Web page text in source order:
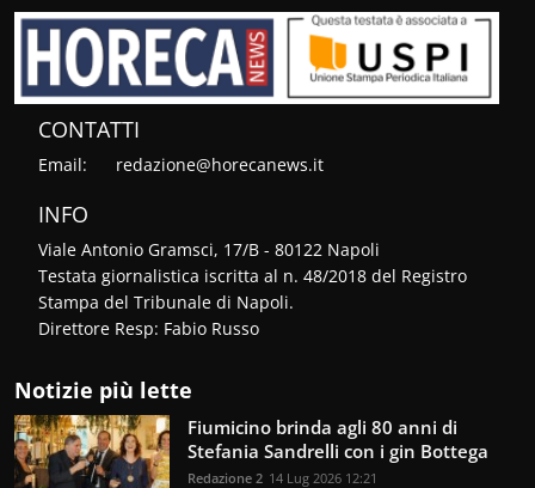
CONTATTI
Email: redazione@horecanews.it
INFO
Viale Antonio Gramsci, 17/B - 80122 Napoli
Testata giornalistica iscritta al n. 48/2018 del Registro
Stampa del Tribunale di Napoli.
Direttore Resp: Fabio Russo
Notizie più lette
Fiumicino brinda agli 80 anni di
Stefania Sandrelli con i gin Bottega
Redazione 2 14 Lug 2026 12:21